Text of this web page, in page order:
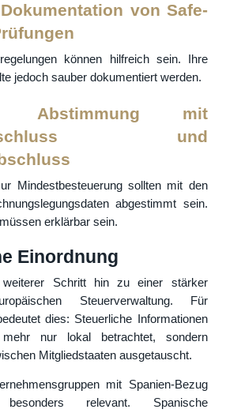
von Safe-
können hilfreich sein. Ihre
jedoch sauber dokumentiert werden.
Abstimmung mit
und
Mindestbesteuerung sollten mit den
abgestimmt sein.
erklärbar sein.
Einordnung
Schritt hin zu einer stärker
Steuerverwaltung. Für
dies: Steuerliche Informationen
nur lokal betrachtet, sondern
Mitgliedstaaten ausgetauscht.
mit Spanien-Bezug
relevant. Spanische